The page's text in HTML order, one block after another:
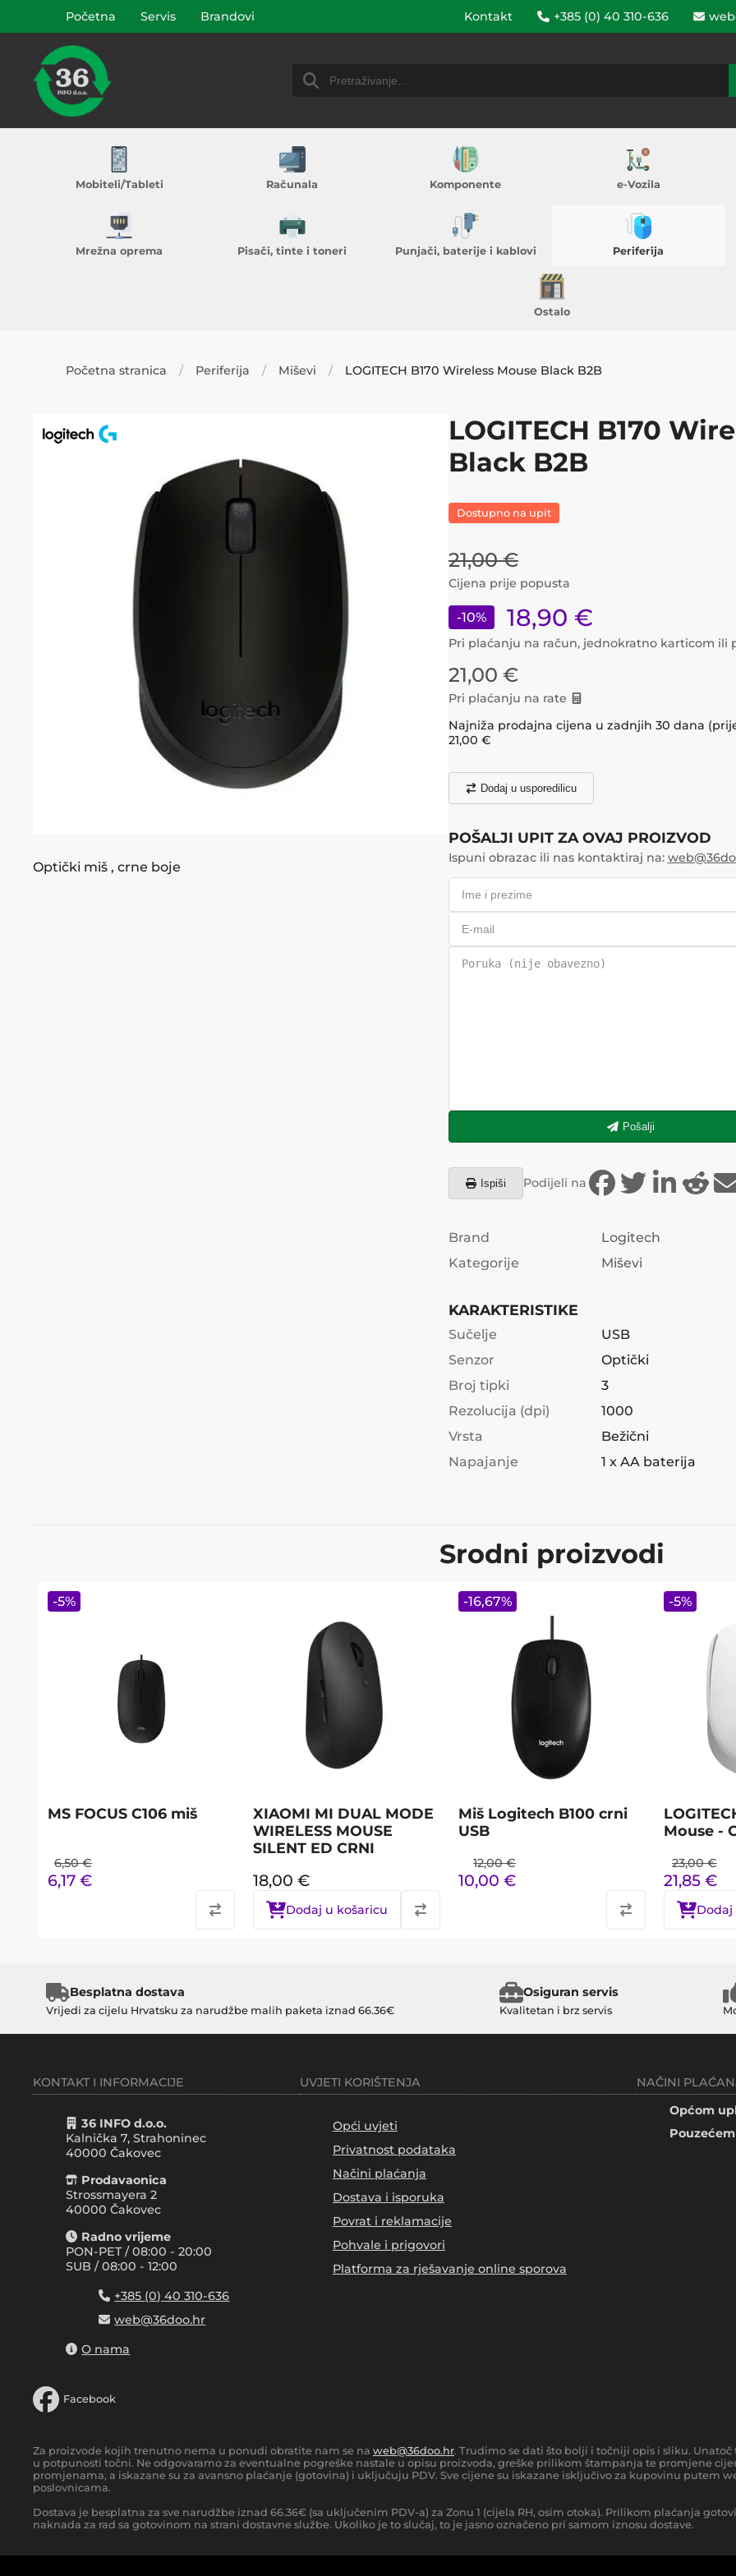
Početna Servis Brandovi Kontakt +385 (0) 40 310-636
Mobiteli/Tableti Računala Komponente e-Vozila
Mrežna oprema Pisači, tinte i toneri Punjači, baterije i kablovi Periferija
Ostalo
Početna stranica Periferija Miševi LOGITECH B170 Wireless Mouse Black B2B
Optički miš , crne boje
LOGITECH B170
Black B2B
Dostupno na upit
21,00 €
Cijena prije popusta
-10% 18,90 €
Pri plaćanju na račun, jednokratno karticom ili
21,00 €
Pri plaćanju na rate
Najniža prodajna cijena u zadnjih 30 dana
21,00 €
Dodaj u usporedilicu
POŠALJI UPIT ZA OVAJ PROIZVOD
Ispuni obrazac ili nas kontaktiraj na:
Pošalji
Ispiši Podijeli na
Brand
Logitech
Kategorije
Miševi
KARAKTERISTIKE
Sučelje
USB
Senzor
Optički
Broj tipki
3
Rezolucija (dpi)
1000
Vrsta
Bežični
Napajanje
1 x AA baterija
Srodni proizvodi
MS FOCUS C106 miš
6,50 €
6,17 €
-5%
XIAOMI MI DUAL MODE
WIRELESS MOUSE
SILENT ED CRNI
18,00 €
Dodaj u košaricu
Miš Logitech B100 crni
USB
12,00 €
10,00 €
-16,67%
Mouse -
23,00 €
21,85 €
Dodaj
-5%
Besplatna dostava
Vrijedi za cijelu Hrvatsku za narudžbe malih paketa iznad 66.36€
Osiguran servis
Kvalitetan i brz servis
KONTAKT I INFORMACIJE
36 INFO d.o.o.
Kalnička 7, Strahoninec
40000 Čakovec
Prodavaonica
Strossmayera 2
40000 Čakovec
Radno vrijeme
PON-PET / 08:00 - 20:00
SUB / 08:00 - 12:00
+385 (0) 40 310-636
web@36doo.hr
O nama
Facebook
UVJETI KORIŠTENJA
Opći uvjeti
Privatnost podataka
Načini plaćanja
Dostava i isporuka
Povrat i reklamacije
Pohvale i prigovori
Platforma za rješavanje online sporova
NAČINI
Općom
Za proizvode kojih trenutno nema u ponudi obratite nam se na web@36doo.hr. Trudimo se dati što bolji i točniji opis i sliku.
u potpunosti točni. Ne odgovaramo za eventualne pogreške nastale u opisu proizvoda, greške prilikom štampanja te promjene
promjenama, a iskazane su za avansno plaćanje (gotovina) i uključuju PDV. Sve cijene su iskazane isključivo za kupovinu putem
poslovnicama.
Dostava je besplatna za sve narudžbe iznad 66.36€ (sa uključenim PDV-a) za Zonu 1 (cijela RH, osim otoka). Prilikom plaćanja
naknada za rad sa gotovinom na strani dostavne službe. Ukoliko je to slučaj, to je jasno označeno pri samom iznosu dostave.